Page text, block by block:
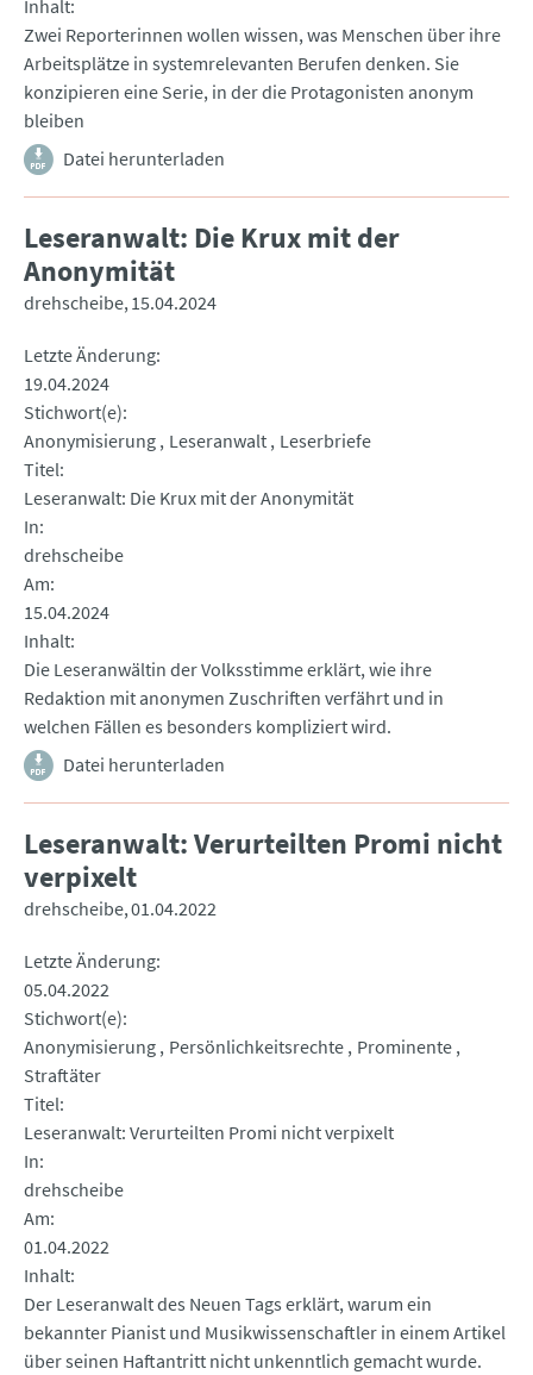
Inhalt
Zwei Reporterinnen wollen wissen, was Menschen über ihre
Arbeitsplätze in systemrelevanten Berufen denken. Sie
konzipieren eine Serie, in der die Protagonisten anonym
bleiben
Datei herunterladen
Leseranwalt: Die Krux mit der
Anonymität
drehscheibe 15.04.2024
Letzte Änderung
19.04.2024
Stichwort(e)
Anonymisierung Leseranwalt Leserbriefe
Titel
Leseranwalt: Die Krux mit der Anonymität
In
drehscheibe
Am
15.04.2024
Inhalt
Die Leseranwältin der Volksstimme erklärt, wie ihre
Redaktion mit anonymen Zuschriften verfährt und in
welchen Fällen es besonders kompliziert wird.
Datei herunterladen
Leseranwalt: Verurteilten Promi nicht
verpixelt
drehscheibe 01.04.2022
Letzte Änderung
05.04.2022
Stichwort(e)
Anonymisierung Persönlichkeitsrechte Prominente
Straftäter
Titel
Leseranwalt: Verurteilten Promi nicht verpixelt
In
drehscheibe
Am
01.04.2022
Inhalt
Der Leseranwalt des Neuen Tags erklärt, warum ein
bekannter Pianist und Musikwissenschaftler in einem Artikel
über seinen Haftantritt nicht unkenntlich gemacht wurde.